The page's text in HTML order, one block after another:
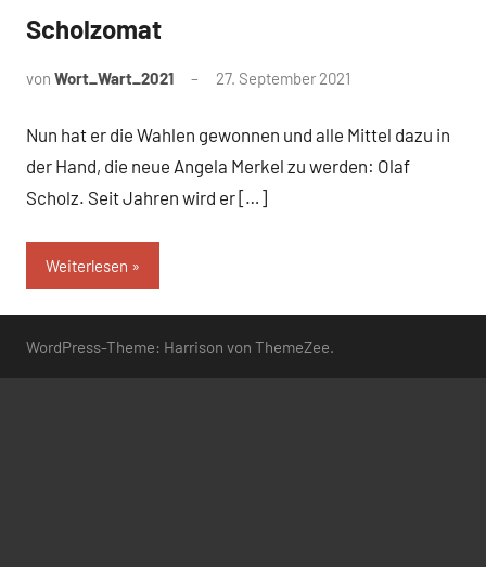
Scholzomat
von Wort_Wart_2021 27. September 2021
Nun hat er die Wahlen gewonnen und alle Mittel dazu in
der Hand, die neue Angela Merkel zu werden: Olaf
Scholz. Seit Jahren wird er […]
Weiterlesen
WordPress-Theme: Harrison von ThemeZee.